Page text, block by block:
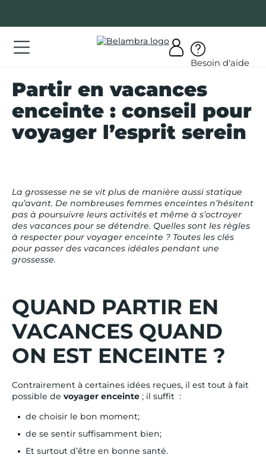
contenu
Besoin d'aide
Partir en vacances
enceinte : conseil pour
voyager l’esprit serein
La grossesse ne se vit plus de manière aussi statique
qu’avant. De nombreuses femmes enceintes n’hésitent
pas à poursuivre leurs activités et même à s’octroyer
des vacances pour se détendre. Quelles sont les règles
à respecter pour voyager enceinte ? Toutes les clés
pour passer des vacances idéales pendant une
grossesse.
QUAND PARTIR EN
VACANCES QUAND
ON EST ENCEINTE ?
Contrairement à certaines idées reçues, il est tout à fait
possible de voyager enceinte ; il suffit :
de choisir le bon moment;
de se sentir suffisamment bien;
Et surtout d’être en bonne santé.